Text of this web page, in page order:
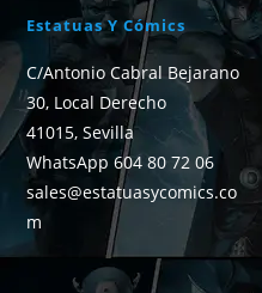
Estatuas Y Cómics
C/Antonio Cabral Bejarano
30, Local Derecho
41015, Sevilla
WhatsApp 604 80 72 06
sales@estatuasycomics.co
m